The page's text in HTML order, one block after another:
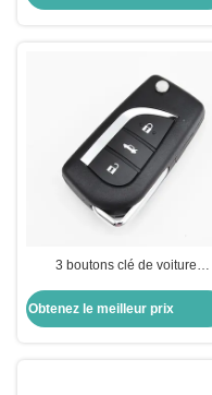
3 boutons clé de voiture
intelligente pour T-oyota Camry
Obtenez le meilleur prix